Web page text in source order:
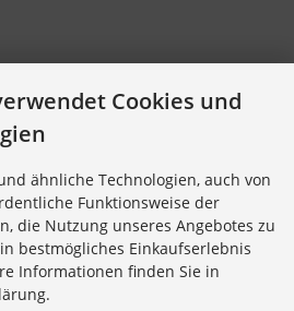
Cookies und
ähnliche Technologien, auch von
Funktionsweise der
die Nutzung unseres Angebotes zu
bestmögliches Einkaufserlebnis
Informationen finden Sie in